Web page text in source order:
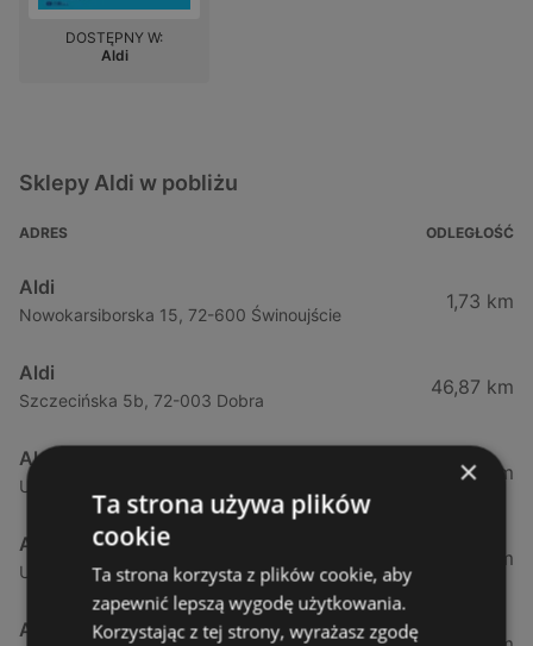
DOSTĘPNY W:
Aldi
Sklepy Aldi w pobliżu
ADRES ODLEGŁOŚĆ
Aldi
Nowokarsiborska 15, 72-600 Świnoujście
1,73 km
Aldi
Szczecińska 5b, 72-003 Dobra
46,87 km
Aldi
Ul. Sobola 1, 71-837 Szczecin
50,37 km
Aldi
Ulica Przyjaciół Żołnierza 128, 71-899 Szczecin
53,27 km
Aldi
×
Ta strona używa plików
cookie
Ta strona korzysta z plików cookie, aby
zapewnić lepszą wygodę użytkowania.
Korzystając z tej strony, wyrażasz zgodę